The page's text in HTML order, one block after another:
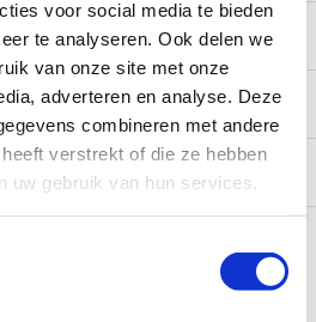
voor social media te bieden
te analyseren. Ook delen we
van onze site met onze
adverteren en analyse. Deze
combineren met andere
verstrekt of die ze hebben
uw gebruik van hun services.